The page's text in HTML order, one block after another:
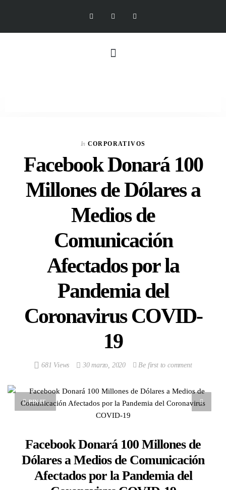
In CORPORATIVOS
Facebook Donará 100
Millones de Dólares a
Medios de
Comunicación
Afectados por la
Pandemia del
Coronavirus COVID-
19
681 Views 30 marzo, 2020 Be first to comment
PIN IT
Facebook Donará 100 Millones de
Dólares a Medios de Comunicación
Afectados por la Pandemia del